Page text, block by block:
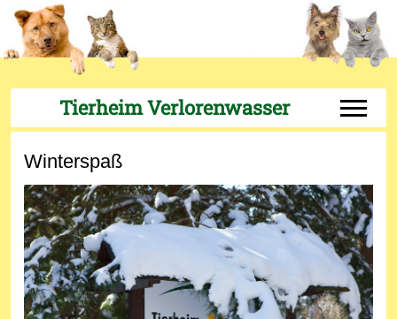
Tierheim Verlorenwasser Off-
Winterspaß